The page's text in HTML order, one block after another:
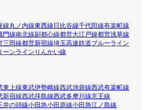
線丸ノ内線東西線 日比谷線千代田線有楽町線
門線南北線副都心線都営大江戸線都営浅草線
三田線都営新宿線埼玉高速鉄道ブルーライン
ーンラインりんかい線
東上線東武伊勢崎線西武池袋線西武有楽町線
新宿線西武拝島線西武多摩川線京王線
井の頭線小田急小田原線小田急江ノ島線